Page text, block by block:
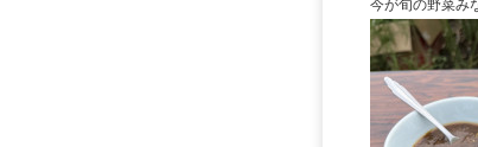
今が旬の野菜み